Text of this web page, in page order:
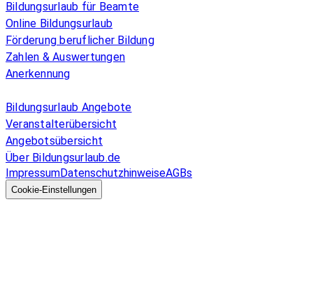
Bildungsurlaub für Beamte
Online Bildungsurlaub
Förderung beruflicher Bildung
Zahlen & Auswertungen
Anerkennung
Bildungsurlaub Angebote
Veranstalterübersicht
Angebotsübersicht
Über Bildungsurlaub.de
ImpressumDatenschutzhinweiseAGBs
Cookie-Einstellungen